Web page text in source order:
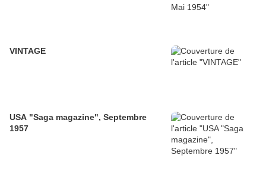
VINTAGE
USA "Saga magazine", Septembre
1957